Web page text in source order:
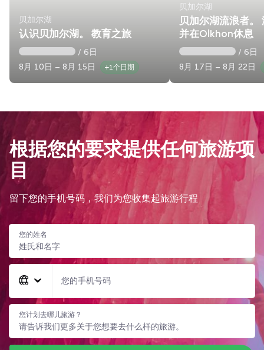
贝加尔湖
认识贝加尔湖。 教育之旅
/ 6日
8月 10日 – 8月 15日
+1个日期
贝加尔湖
贝加尔湖流浪者。
并在Olkhon休息
/ 6日
8月 17日 – 8月 22日
根据您的要求提供任何旅游项
目
留下您的手机号码，我们为您收集起旅游行程
您的姓名
您的手机号码
您计划去哪儿旅游？